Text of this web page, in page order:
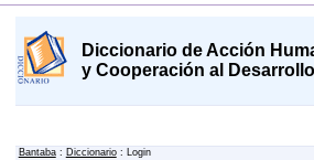
Diccionario de Acción
y Cooperación al Desarrollo
Bantaba: Diccionario: Login